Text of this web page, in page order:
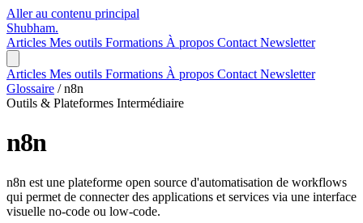
Aller au contenu principal
Shubham.
Articles Mes outils Formations À propos Contact Newsletter
Articles Mes outils Formations À propos Contact Newsletter
Glossaire / n8n
Outils & Plateformes Intermédiaire
n8n
n8n est une plateforme open source d'automatisation de workflows
qui permet de connecter des applications et services via une interface
visuelle no-code ou low-code.